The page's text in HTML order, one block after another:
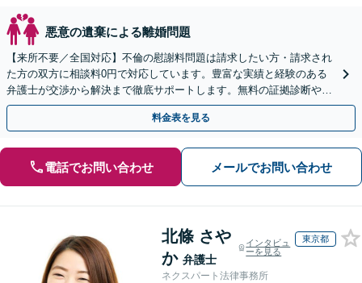
悪意の遺棄による離婚問題
【来所不要／全国対応】不倫の慰謝料問題は請求したい方・請求され
た方の双方に相談料0円で対応しています。豊富な実績と経験のある
弁護士が交渉から解決まで徹底サポートします。無料の証拠診断や着
手金の返還保証もありますので安心してご相談ください。
料金表を見る
電話でお問い合わせ メールでお問い合わせ
北條 さや
か 弁護士
インタビュ
ーを見る
東京都
ネクスパート法律事務所